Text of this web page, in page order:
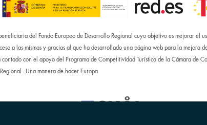
beneficiaria del Fondo Europeo de Desarrollo Regional cuyo objetivo es mejorar el
a las mismas y gracias al que ha desarrollado una página web para la mejora
con el apoyo del Programa de Competitividad Turística de la Cámara de
- Una manera de hacer Europa